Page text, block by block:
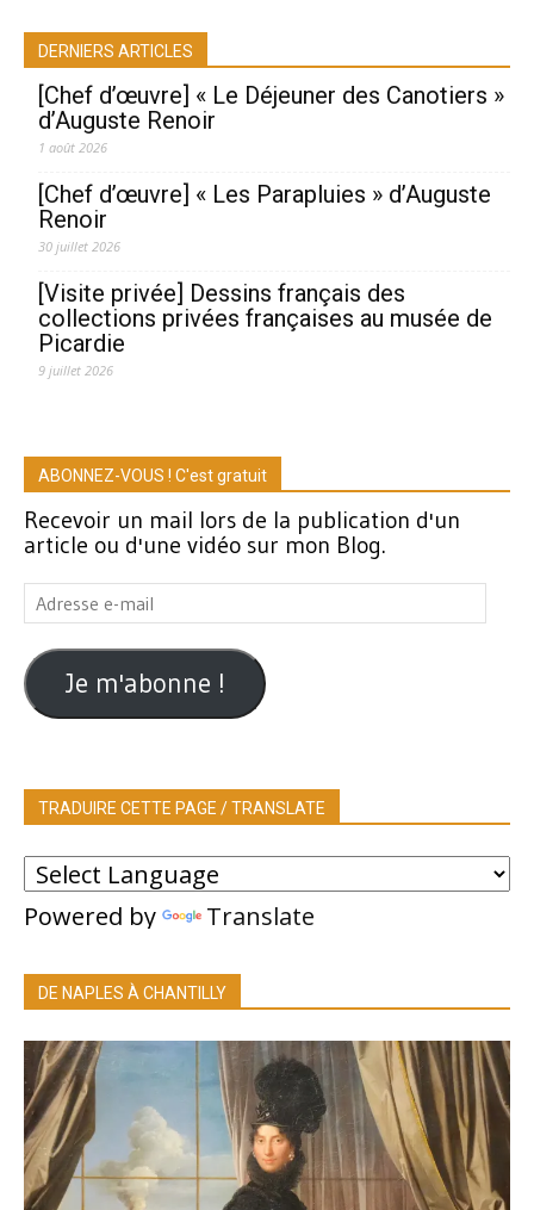
DERNIERS ARTICLES
[Chef d’œuvre] « Le Déjeuner des Canotiers »
d’Auguste Renoir
1 août 2026
[Chef d’œuvre] « Les Parapluies » d’Auguste
Renoir
30 juillet 2026
[Visite privée] Dessins français des
collections privées françaises au musée de
Picardie
9 juillet 2026
ABONNEZ-VOUS ! C'est gratuit
Recevoir un mail lors de la publication d'un
article ou d'une vidéo sur mon Blog.
Adresse
e-
mail
Je m'abonne !
TRADUIRE CETTE PAGE / TRANSLATE
Powered by Translate
DE NAPLES À CHANTILLY